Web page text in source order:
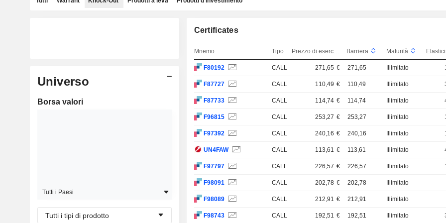
Universo
Borsa valori
Tutti i Paesi
Tutti i tipi di prodotto
Certificates
Mnemo Tipo Prezzo di esercizio Barriera Maturità
F80192 CALL 271,65 € 271,65 Illimitato
F87727 CALL 110,49 € 110,49 Illimitato
F87733 CALL 114,74 € 114,74 Illimitato
F96815 CALL 253,27 € 253,27 Illimitato
F97392 CALL 240,16 € 240,16 Illimitato
UN4FAW CALL 113,61 € 113,61 Illimitato
F97797 CALL 226,57 € 226,57 Illimitato
F98091 CALL 202,78 € 202,78 Illimitato
F98089 CALL 212,91 € 212,91 Illimitato
F98743 CALL 192,51 € 192,51 Illimitato